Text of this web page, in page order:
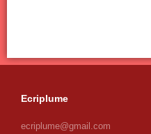
Ecriplume
ecriplume@gmail.com